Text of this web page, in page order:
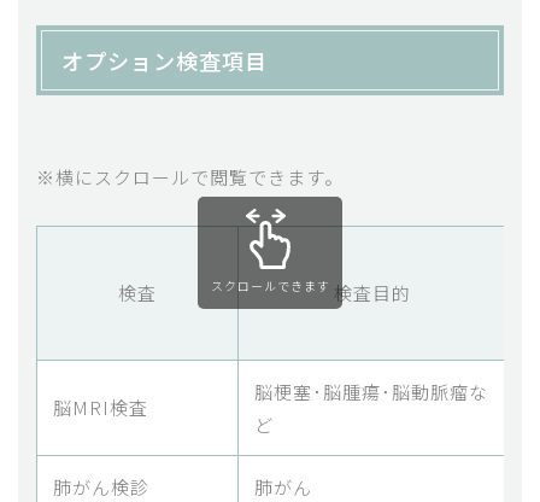
オプション検査項目
※横にスクロールで閲覧できます。
検査 検査目的
脳MRI検査
脳梗塞･脳腫瘍･脳動脈瘤な
ど
肺がん検診 肺がん
スクロールできます